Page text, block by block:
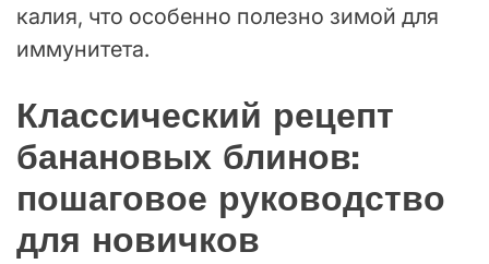
калия, что особенно полезно зимой для
иммунитета.
Классический рецепт
банановых блинов:
пошаговое руководство
для новичков